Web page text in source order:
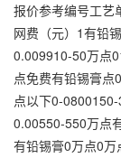
报价参考编号工艺
网费（元）1有铅
0.009910-50万点
点免费有铅锡膏
点以下0-
0.00550-550万点
有铅锡膏0万点0